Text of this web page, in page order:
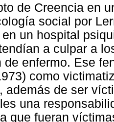
de Creencia en
social por
un hospital
a culpar a
de enfermo. Ese
como
además de ser
una
que fueran